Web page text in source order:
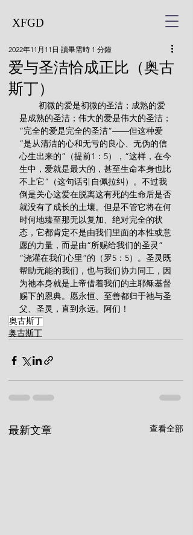
XFGD
爱与圣洁恰成正比（奥古
斯丁）
2022年11月11日 讀畢需時 1 分鐘
是成熟的圣洁；伟大的爱是伟大的圣洁；
“完全的爱是完全的圣洁”——但这种爱
“是从清洁的心和无亏的良心、无伪的信
心生出来的”（提前1：5），“这样，在今
生中，爱就是最大的，甚至生命本身也比
不上它”（这句话引自佩拉纠）。不过我
倒是关心这爱在脱离这有死的生命后是否
就没有了成长的土壤。但是不管它将在何
时何地臻至那无以复加、绝对完全的状
态，它都肯定不是由我们里面的本性或意
愿的力量，而是由“所赐给我们的圣灵”
“浇灌在我们心里”的（罗5：5）。圣灵既
帮助无能的我们，也与我们协力同工，因
为祂本身就是上帝借着我们的主耶稣基督
赐下的恩典。愿永恒、至善都归于祂与圣
父、圣灵，直到永远。阿们！
奥古斯丁
奥古斯丁
最新文章 查看全部